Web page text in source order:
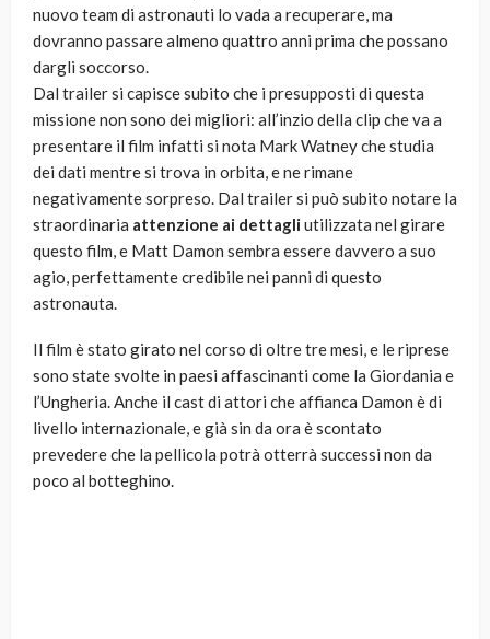
nuovo team di astronauti lo vada a recuperare, ma
dovranno passare almeno quattro anni prima che possano
dargli soccorso.
Dal trailer si capisce subito che i presupposti di questa
missione non sono dei migliori: all’inzio della clip che va a
presentare il film infatti si nota Mark Watney che studia
dei dati mentre si trova in orbita, e ne rimane
negativamente sorpreso. Dal trailer si può subito notare la
straordinaria attenzione ai dettagliutilizzata nel girare
questo film, e Matt Damon sembra essere davvero a suo
agio, perfettamente credibile nei panni di questo
astronauta.
Il film è stato girato nel corso di oltre tre mesi, e le riprese
sono state svolte in paesi affascinanti come la Giordania e
l’Ungheria. Anche il cast di attori che affianca Damon è di
livello internazionale, e già sin da ora è scontato
prevedere che la pellicola potrà otterrà successi non da
poco al botteghino.